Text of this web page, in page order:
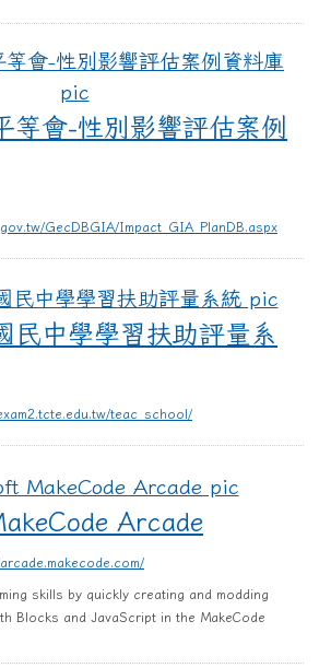
等會-性別影響評估案例
GecDBGIA/Impact_GIA_PlanDB.aspx
國
民中學學習扶助評量系
teac_school/
Arcade
skills by quickly creating and modding
Blocks and JavaScript in the MakeCode